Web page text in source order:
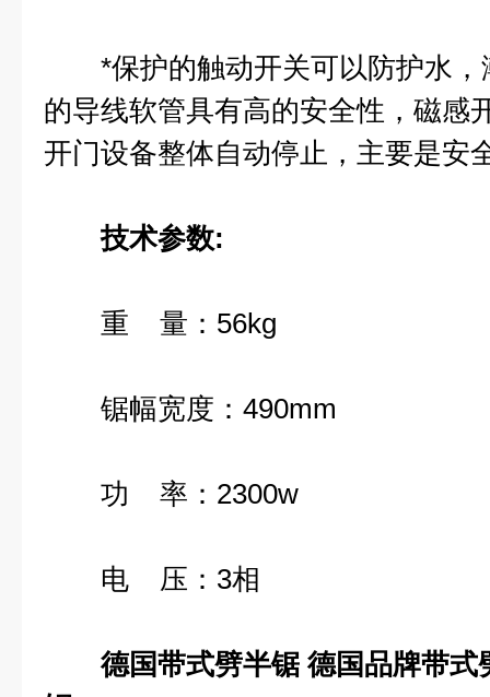
*保护的触动开关可以防护水，
的导线软管具有高的安全性，磁感
开门设备整体自动停止，主要是安
技术参数:
重 量：56kg
锯幅宽度：490mm
功 率：2300w
电 压：3相
德国带式劈半锯 德国品牌带式